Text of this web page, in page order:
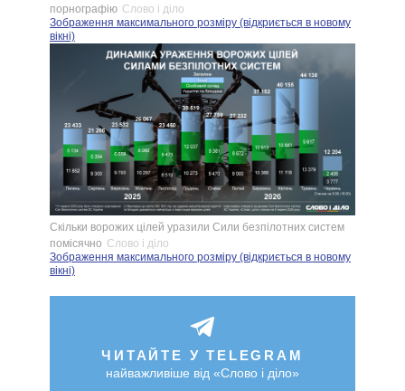
порнографію Слово і діло
Зображення максимального розміру (відкриється в новому
вікні)
Скільки ворожих цілей уразили Сили безпілотних систем
помісячно Слово і діло
Зображення максимального розміру (відкриється в новому
вікні)
ЧИТАЙТЕ У TELEGRAM
найважливіше від «Слово і діло»